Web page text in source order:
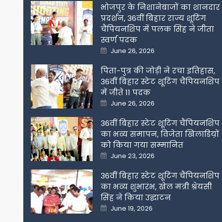
भोजपुर के निशानेबाजों का शानदार
प्रदर्शन, 36वीं बिहार राज्य शूटिंग
चैंपियनशिप में पलक सिंह ने जीता
स्वर्ण पदक
Posted
on
June 26, 2026
पिता-पुत्र की जोड़ी ने रचा इतिहास,
36वीं बिहार स्टेट शूटिंग चैंपियनशिप
में जीते 11 पदक
Posted
on
June 26, 2026
36वीं बिहार स्टेट शूटिंग चैंपियनशिप
का भव्य समापन, विजेता खिलाडिय़ों
को किया गया सम्मानित
Posted
on
June 23, 2026
36वीं बिहार स्टेट शूटिंग चैंपियनशिप
का भव्य शुभारंभ, खेल मंत्री श्रेयसी
सिंह ने किया उद्घाटन
Posted
on
June 19, 2026